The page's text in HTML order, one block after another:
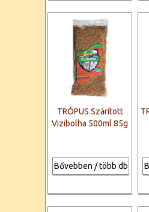
TRÓPUS Szárított
Vizibolha 500ml 85g
Bővebben / több db